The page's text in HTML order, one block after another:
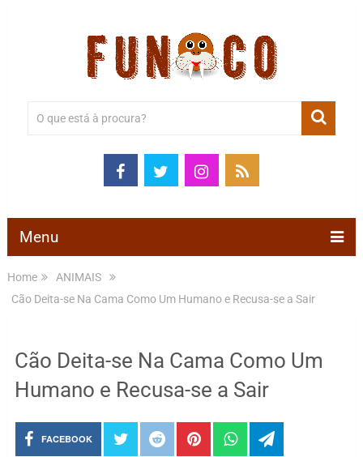
Menu
Home
ANIMAIS
Cão Deita-se Na Cama Como Um Humano e Recusa-se a Sair
Cão Deita-se Na Cama Como Um
Humano e Recusa-se a Sair
FACEBOOK